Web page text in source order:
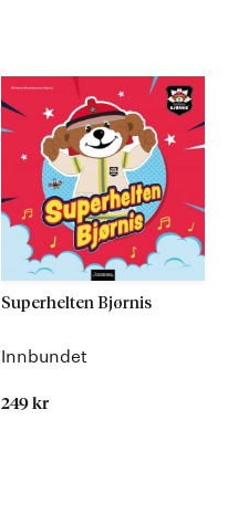
Superhelten Bjørnis
Innbundet
249 kr